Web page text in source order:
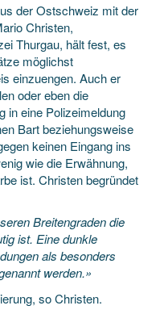
der Ostschweiz mit der
Christen,
Thurgau, hält fest, es
möglichst
einzuengen. Auch er
oder eben die
in eine Polizeimeldung
Bart beziehungsweise
keinen Eingang ins
wie die Erwähnung,
ist. Christen begründet
Breitengraden die
ist. Eine dunkle
als besonders
werden.»
so Christen.